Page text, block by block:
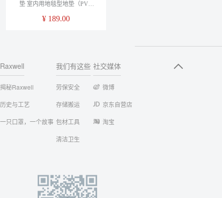
垫 室内用地毯型地垫（PVC
位：片
¥ 189.00
Raxwell
揭秘Raxwell
历史与工艺
一只口罩，一个故事
我们有这些
劳保安全
存储搬运
包材工具
清洁卫生
社交媒体
微博
京东自营店
淘宝